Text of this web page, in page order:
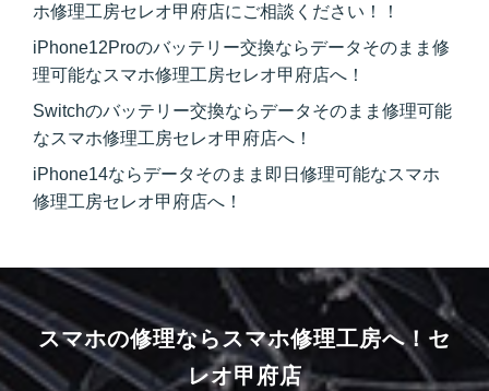
ホ修理工房セレオ甲府店にご相談ください！！
iPhone12Proのバッテリー交換ならデータそのまま修
理可能なスマホ修理工房セレオ甲府店へ！
Switchのバッテリー交換ならデータそのまま修理可能
なスマホ修理工房セレオ甲府店へ！
iPhone14ならデータそのまま即日修理可能なスマホ
修理工房セレオ甲府店へ！
スマホの修理ならスマホ修理工房へ！ セ
レオ甲府店